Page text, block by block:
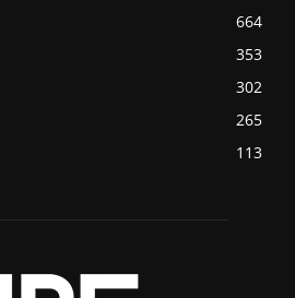
664
353
302
265
113